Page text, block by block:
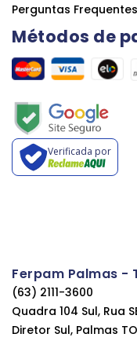
Perguntas Frequentes
Métodos de
Verificada por
Ferpam Palmas -
(63) 2111-3600
Quadra 104 Sul, Rua
Diretor Sul, Palmas